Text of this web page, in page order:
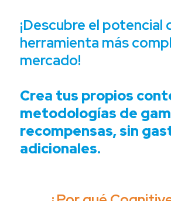
¡Descubre el potencial
herramienta más
mercado!
Crea tus propios
metodologías de
recompensas, sin
adicionales.